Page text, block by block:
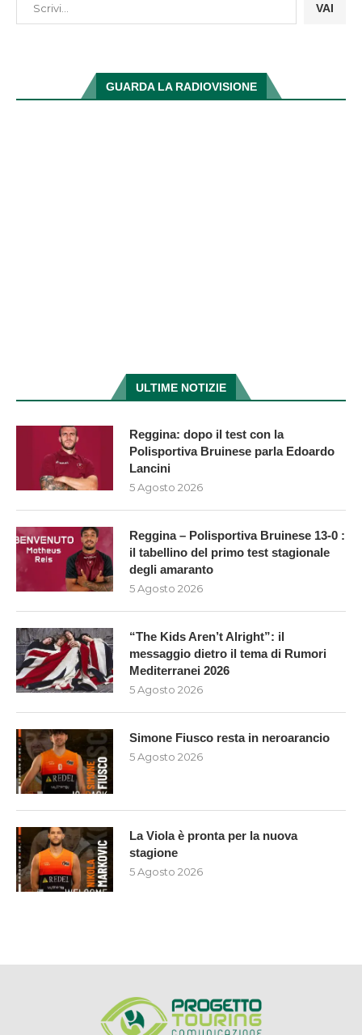
VAI
GUARDA LA RADIOVISIONE
ULTIME NOTIZIE
Reggina: dopo il test con la
Polisportiva Bruinese parla Edoardo
Lancini
5 Agosto 2026
Reggina – Polisportiva Bruinese 13-0 :
il tabellino del primo test stagionale
degli amaranto
5 Agosto 2026
“The Kids Aren’t Alright”: il
messaggio dietro il tema di Rumori
Mediterranei 2026
5 Agosto 2026
Simone Fiusco resta in neroarancio
5 Agosto 2026
La Viola è pronta per la nuova
stagione
5 Agosto 2026